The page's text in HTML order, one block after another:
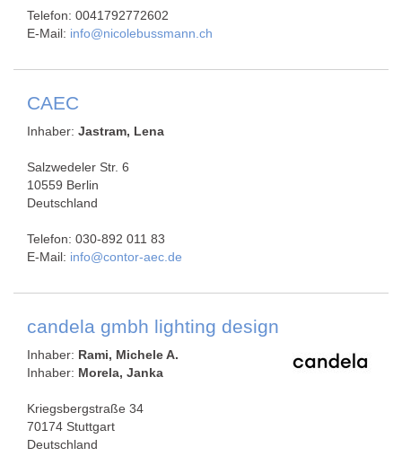
Telefon: 0041792772602
E-Mail: info@nicolebussmann.ch
CAEC
Inhaber: Jastram, Lena
Salzwedeler Str. 6
10559 Berlin
Deutschland
Telefon: 030-892 011 83
E-Mail: info@contor-aec.de
candela gmbh lighting design
Inhaber: Rami, Michele A.
Inhaber: Morela, Janka
Kriegsbergstraße 34
70174 Stuttgart
Deutschland